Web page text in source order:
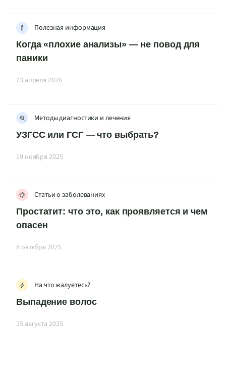
Полезная информация
Когда «плохие анализы» — не повод для
паники
23 апреля 2026
Методы диагностики и лечения
УЗГСС или ГСГ — что выбрать?
19 ноября 2025
Статьи о заболеваниях
Простатит: что это, как проявляется и чем
опасен
8 октября 2025
На что жалуетесь?
Выпадение волос
15 августа 2025